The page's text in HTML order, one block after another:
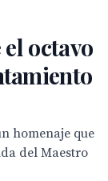
octavo
homenaje que
del Maestro